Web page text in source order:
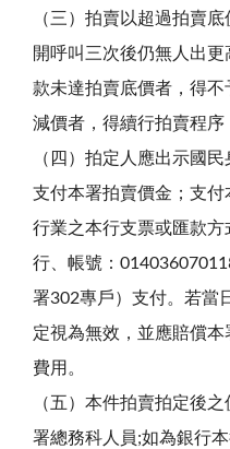
（三）拍賣以超過拍賣
開呼叫三次後仍無人出
款未達拍賣底價者，得
減價者，得續行拍賣程序
（四）拍定人應出示國
支付本署拍賣價金；支
行業之本行支票或匯款
行、帳號：
署302專戶）支付。若當
定視為無效，並應賠償
費用。
（五）本件拍賣拍定後
署總務科人員;如為銀行